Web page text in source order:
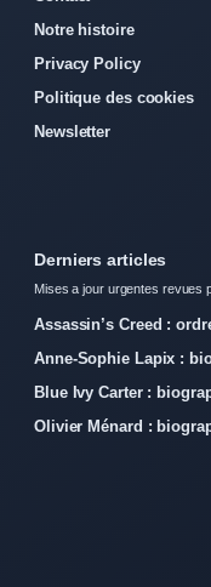
Notre histoire
Privacy Policy
Politique des cookies
Newsletter
Derniers articles
Mises a jour urgentes revues
Assassin’s Creed :
Anne-Sophie Lapix :
Blue Ivy Carter :
Olivier Ménard :